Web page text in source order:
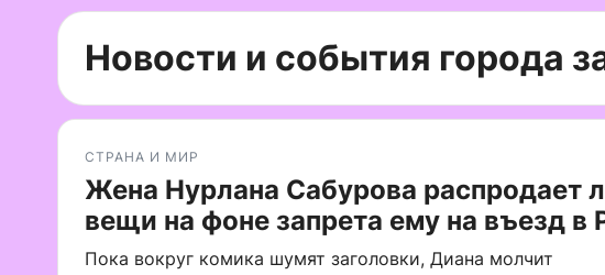
Новости и события города
СТРАНА И МИР
Жена Нурлана Сабурова распродает
вещи на фоне запрета ему на въезд в
Пока вокруг комика шумят заголовки, Диана молчит